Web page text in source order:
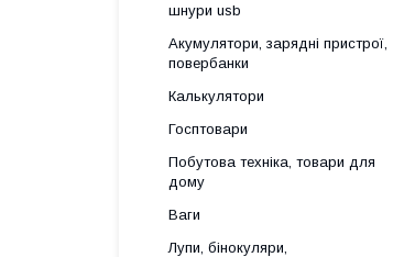
шнури usb
Акумулятори, зарядні пристрої,
повербанки
Калькулятори
Госптовари
Побутова техніка, товари для
дому
Ваги
Лупи, бінокуляри,